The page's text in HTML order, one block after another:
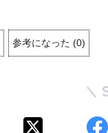
参考になった (0)